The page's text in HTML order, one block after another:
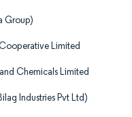
Group)
Limited
Chemicals Limited
Industries Pvt Ltd)